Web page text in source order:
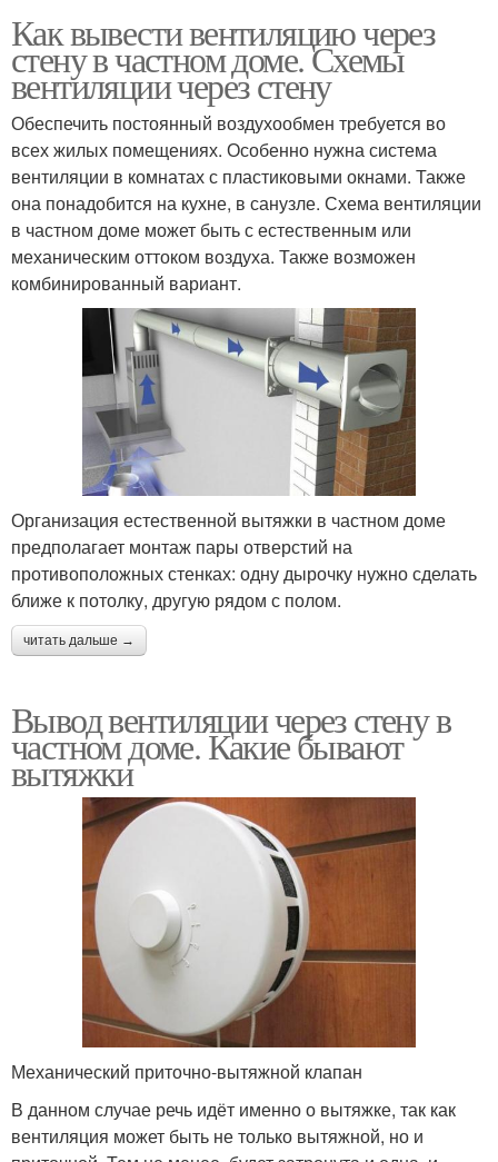
Как вывести вентиляцию через
стену в частном доме. Схемы
вентиляции через стену
Обеспечить постоянный воздухообмен требуется во
всех жилых помещениях. Особенно нужна система
вентиляции в комнатах с пластиковыми окнами. Также
она понадобится на кухне, в санузле. Схема вентиляции
в частном доме может быть с естественным или
механическим оттоком воздуха. Также возможен
комбинированный вариант.
Организация естественной вытяжки в частном доме
предполагает монтаж пары отверстий на
противоположных стенках: одну дырочку нужно сделать
ближе к потолку, другую рядом с полом.
читать дальше →
Вывод вентиляции через стену в
частном доме. Какие бывают
вытяжки
Механический приточно-вытяжной клапан
В данном случае речь идёт именно о вытяжке, так как
вентиляция может быть не только вытяжной, но и